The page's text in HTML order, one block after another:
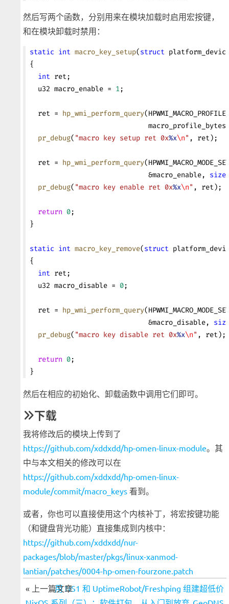
然后写两个函数，分别用来在模块加载时启用宏按键，
和在模块卸载时禁用：
static int macro_key_setup(struct
{
  int
ret;
  u32 macro_enable =
1;
  ret =
hp_wmi_perform_query
  pr_debug
( "macro key setup ret 0x%x\n" , ret);
  ret =
hp_wmi_perform_query
                             &macro_enable,
  pr_debug
( "macro key enable ret 0x%x\n" , ret);
  return
0;
}
static int macro_key_remove(struct
{
  int
ret;
  u32 macro_disable =
0;
  ret =
hp_wmi_perform_query
                             &macro_disable,
  pr_debug
( "macro key disable ret 0x%x\n" , ret);
  return
0;
}
然后在相应的初始化、卸载函数中调用它们即可。
下载
我将修改后的模块上传到了
https://github.com/xddxdd/hp-omen-linux-module。其
中与本文相关的修改可以在
https://github.com/xddxdd/hp-omen-linux-
module/commit/macro_keys 看到。
或者，你也可以直接使用这个内核补丁，将宏按键功能
（和键盘背光功能）直接集成到内核中：
https://github.com/xddxdd/nur-
packages/blob/master/pkgs/linux-xanmod-
lantian/patches/0004-hp-omen-fourzone.patch
用 NS1 和 UptimeRobot/Freshping 组建超低价
« 上一篇文章